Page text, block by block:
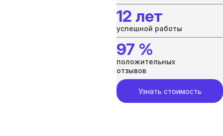
12 лет
успешной работы
97 %
положительных
отзывов
Узнать стоимость